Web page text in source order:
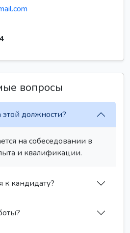
вопросы
этой должности?
на собеседовании в
и квалификации.
к кандидату?